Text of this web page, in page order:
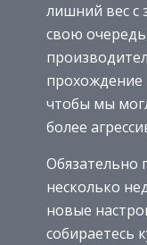
лишний вес с
свою
прохождение
чтобы мы
более
Обязательно
несколько
новые
собираетесь